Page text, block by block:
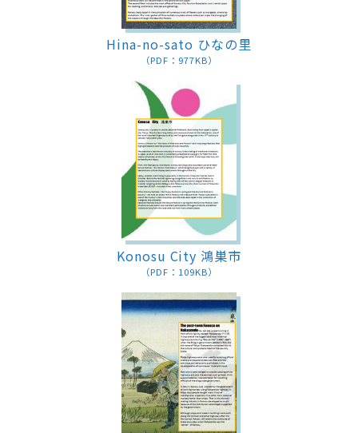
Hina-no-sato ひなの里
（PDF：977KB）
Konosu City 鴻巣市
（PDF：109KB）